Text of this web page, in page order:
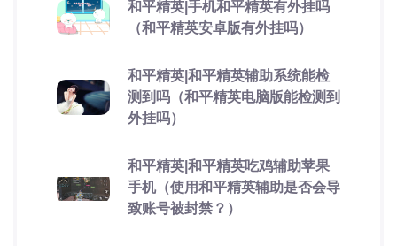
和平精英|手机和平精英有外挂吗
（和平精英安卓版有外挂吗）
和平精英|和平精英辅助系统能检
测到吗（和平精英电脑版能检测到
外挂吗）
和平精英|和平精英吃鸡辅助苹果
手机（使用和平精英辅助是否会导
致账号被封禁？）